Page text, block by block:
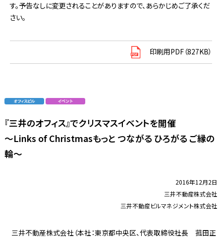
す。予告なしに変更されることがありますので、あらかじめご了承くだ
さい。
印刷用PDF（827KB）
『三井のオフィス』でクリスマスイベントを開催
～Links of Christmasもっと つながる ひろがる ご縁の
輪～
2016年12月2日
三井不動産株式会社
三井不動産ビルマネジメント株式会社
三井不動産株式会社（本社：東京都中央区、代表取締役社長 菰田正